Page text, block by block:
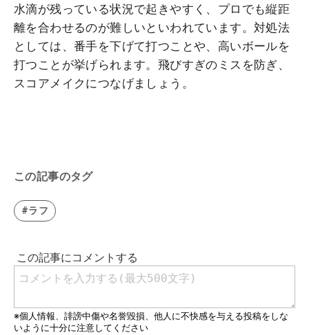
水滴が残っている状況で起きやすく、プロでも縦距
離を合わせるのが難しいといわれています。対処法
としては、番手を下げて打つことや、高いボールを
打つことが挙げられます。飛びすぎのミスを防ぎ、
スコアメイクにつなげましょう。
この記事のタグ
#ラフ